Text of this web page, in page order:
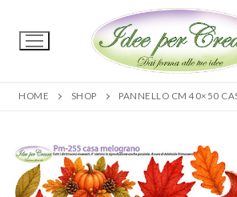
HOME SHOP PANNELLO CM 40×50